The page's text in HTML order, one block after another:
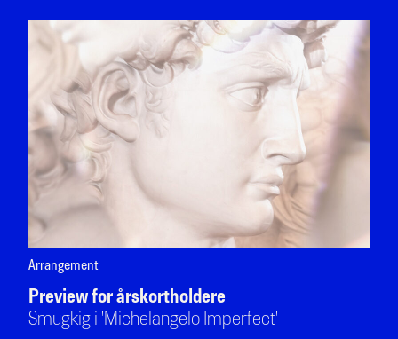
Arrangement
Preview for årskortholdere
Smugkig i 'Michelangelo Imperfect'